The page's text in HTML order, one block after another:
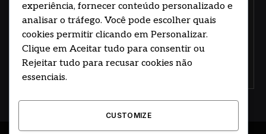
Concorde com nossos termos e acordo de
experiência, fornecer conteúdo personalizado e
analisar o tráfego. Você pode escolher quais
cookies permitir clicando em Personalizar.
Clique em Aceitar tudo para consentir ou
Rejeitar tudo para recusar cookies não
essenciais.
CUSTOMIZE